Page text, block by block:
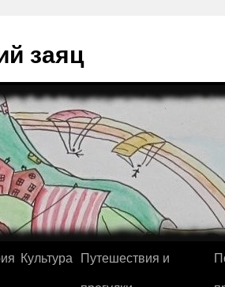
заяц
Культура Путешествия и